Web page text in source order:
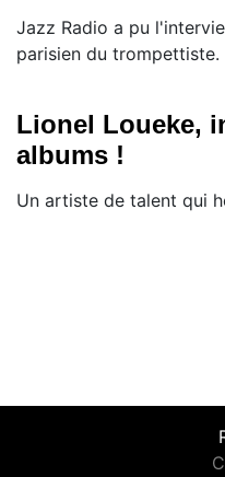
Jazz Radio a pu
parisien du trompettiste.
Lionel Loueke,
albums !
Un artiste de talent qui